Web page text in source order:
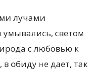
лучами
умывались, светом
с любовью к
обиду не дает, так